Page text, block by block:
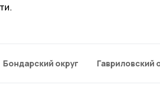
Бондарский округ Гавриловский